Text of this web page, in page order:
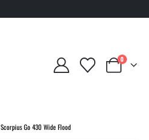
0
Scorpius Go 430 Wide Flood